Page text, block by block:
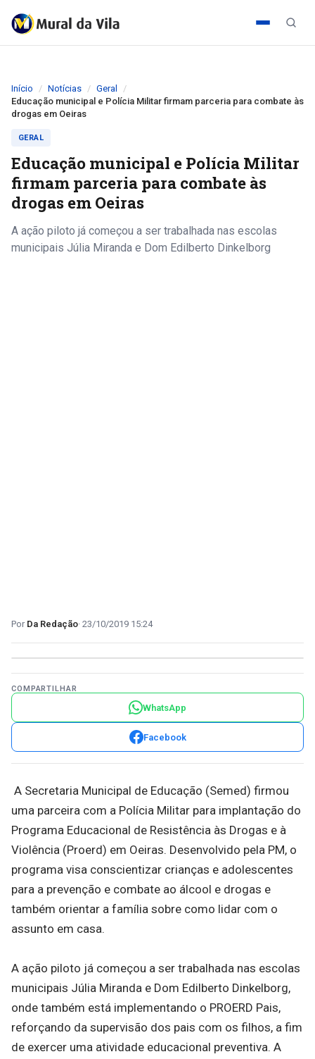
Início Notícias
Geral
Educação municipal e Polícia Militar firmam parceria para combate às
drogas em Oeiras
GERAL
Educação municipal e Polícia Militar
firmam parceria para combate às
drogas em Oeiras
A ação piloto já começou a ser trabalhada nas escolas
municipais Júlia Miranda e Dom Edilberto Dinkelborg
Da Redação 23/10/2019 15:24
COMPARTILHAR
WhatsApp
Facebook
A Secretaria Municipal de Educação (Semed) firmou
uma parceira com a Polícia Militar para implantação do
Programa Educacional de Resistência às Drogas e à
Violência (Proerd) em Oeiras. Desenvolvido pela PM, o
programa visa conscientizar crianças e adolescentes
para a prevenção e combate ao álcool e drogas e
também orientar a família sobre como lidar com o
assunto em casa.
A ação piloto já começou a ser trabalhada nas escolas
municipais Júlia Miranda e Dom Edilberto Dinkelborg,
onde também está implementando o PROERD Pais,
reforçando da supervisão dos pais com os filhos, a fim
de exercer uma atividade educacional preventiva. A